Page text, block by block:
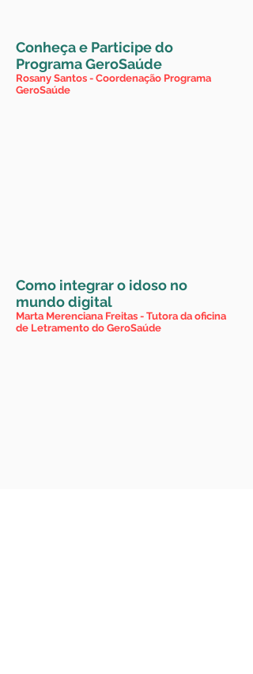
Conheça e Participe do
Programa GeroSaúde
Rosany Santos - Coordenação Programa
GeroSaúde
Como integrar o idoso no
mundo digital
Marta Merenciana Freitas - Tutora da oficina
de Letramento do GeroSaúde